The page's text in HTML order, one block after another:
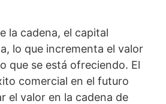
la cadena, el capital
lo que incrementa el valor
que se está ofreciendo. El
comercial en el futuro
el valor en la cadena de